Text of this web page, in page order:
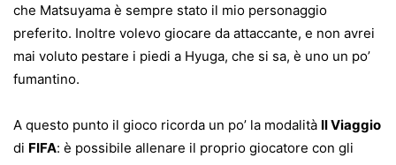
che Matsuyama è sempre stato il mio personaggio
preferito. Inoltre volevo giocare da attaccante, e non avrei
mai voluto pestare i piedi a Hyuga, che si sa, è uno un po’
fumantino.
A questo punto il gioco ricorda un po’ la modalità Il Viaggio
di FIFA: è possibile allenare il proprio giocatore con gli